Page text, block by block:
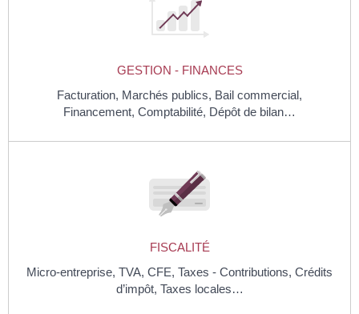
GESTION - FINANCES
Facturation, Marchés publics, Bail commercial,
Financement, Comptabilité, Dépôt de bilan…
FISCALITÉ
Micro-entreprise, TVA, CFE, Taxes - Contributions, Crédits
d’impôt, Taxes locales…